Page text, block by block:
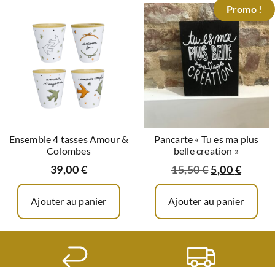
Ensemble 4 tasses Amour &
Colombes
39,00€
Ajouter au panier
Promo !
Pancarte « Tu es ma plus
belle creation »
15,50€ 5,00€
Ajouter au panier